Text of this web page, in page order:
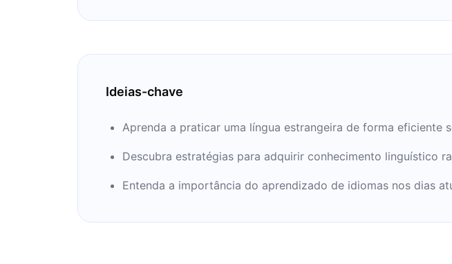
Ideias-chave
Aprenda a praticar uma língua estrangeira de forma eficiente
Descubra estratégias para adquirir conhecimento linguístico
Entenda a importância do aprendizado de idiomas nos dias